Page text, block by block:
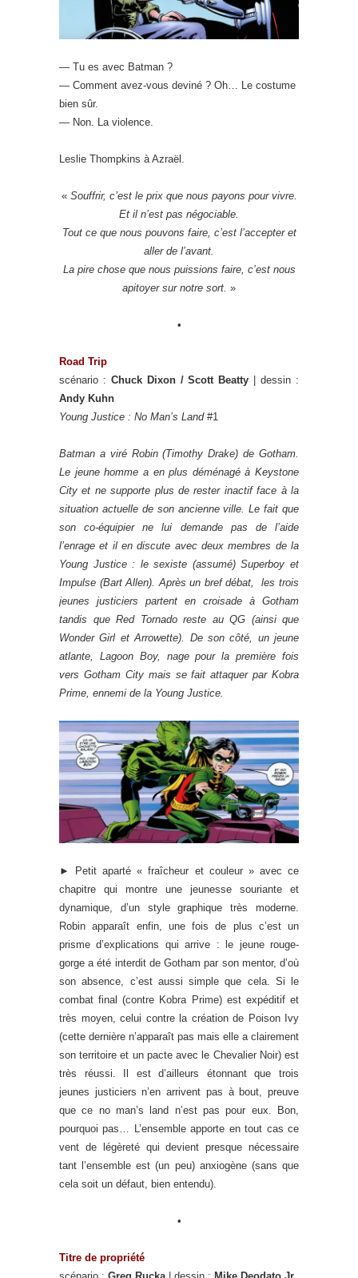
— Tu es avec Batman ?
— Comment avez-vous deviné ? Oh… Le costume
bien sûr.
— Non. La violence.
Leslie Thompkins à Azraël.
« Souffrir, c’est le prix que nous payons pour vivre.
Et il n’est pas négociable.
Tout ce que nous pouvons faire, c’est l’accepter et
aller de l’avant.
La pire chose que nous puissions faire, c’est nous
apitoyer sur notre sort. »
•
Road Trip
scénario : Chuck Dixon / Scott Beatty | dessin :
Andy Kuhn
Young Justice : No Man’s Land#1
Batman a viré Robin (Timothy Drake) de Gotham.
Le jeune homme a en plus déménagé à Keystone
City et ne supporte plus de rester inactif face à la
situation actuelle de son ancienne ville. Le fait que
son co-équipier ne lui demande pas de l’aide
l’enrage et il en discute avec deux membres de la
Young Justice : le sexiste (assumé) Superboy et
Impulse (Bart Allen). Après un bref débat, les trois
jeunes justiciers partent en croisade à Gotham
tandis que Red Tornado reste au QG (ainsi que
Wonder Girl et Arrowette). De son côté, un jeune
atlante, Lagoon Boy, nage pour la première fois
vers Gotham City mais se fait attaquer par Kobra
Prime, ennemi de la Young Justice.
► Petit aparté « fraîcheur et couleur » avec ce
chapitre qui montre une jeunesse souriante et
dynamique, d’un style graphique très moderne.
Robin apparaît enfin, une fois de plus c’est un
prisme d’explications qui arrive : le jeune rouge-
gorge a été interdit de Gotham par son mentor, d’où
son absence, c’est aussi simple que cela. Si le
combat final (contre Kobra Prime) est expéditif et
très moyen, celui contre la création de Poison Ivy
(cette dernière n’apparaît pas mais elle a clairement
son territoire et un pacte avec le Chevalier Noir) est
très réussi. Il est d’ailleurs étonnant que trois
jeunes justiciers n’en arrivent pas à bout, preuve
que ce no man’s land n’est pas pour eux. Bon,
pourquoi pas… L’ensemble apporte en tout cas ce
vent de légèreté qui devient presque nécessaire
tant l’ensemble est (un peu) anxiogène (sans que
cela soit un défaut, bien entendu).
•
Titre de propriété